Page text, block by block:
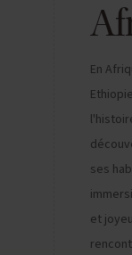
En
ses
et